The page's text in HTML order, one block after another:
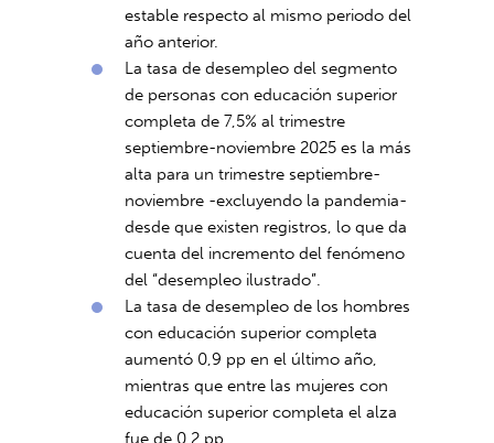
estable respecto al mismo periodo del
año anterior.
La tasa de desempleo del segmento
de personas con educación superior
completa de 7,5% al trimestre
septiembre-noviembre 2025 es la más
alta para un trimestre septiembre-
noviembre -excluyendo la pandemia-
desde que existen registros, lo que da
cuenta del incremento del fenómeno
del “desempleo ilustrado”.
La tasa de desempleo de los hombres
con educación superior completa
aumentó 0,9 pp en el último año,
mientras que entre las mujeres con
educación superior completa el alza
fue de 0,2 pp.